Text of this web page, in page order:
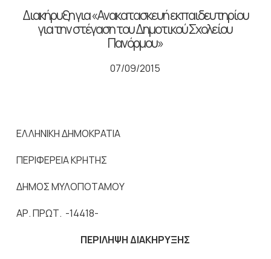
Διακήρυξη για «Ανακατασκευή εκπαιδευτηρίου
για την στέγαση του Δημοτικού Σχολείου
Πανόρμου»
07/09/2015
ΕΛΛΗΝΙΚΗ ΔΗΜΟΚΡΑΤΙΑ
ΠΕΡΙΦΕΡΕΙΑ ΚΡΗΤΗΣ
ΔΗΜΟΣ ΜΥΛΟΠΟΤΑΜΟΥ
ΑΡ. ΠΡΩΤ. -14418-
ΠΕΡΙΛΗΨΗ ΔΙΑΚΗΡΥΞΗΣ